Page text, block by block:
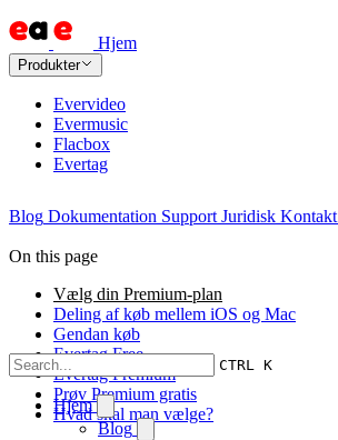
Hjem
Produkter
Evervideo
Evermusic
Flacbox
Evertag
Blog Dokumentation Support Juridisk Kontakt
CTRL K
Hjem
Blog
On this page
Vælg din Premium-plan
Deling af køb mellem iOS og Mac
Gendan køb
Evertag Free
Evertag Premium
Prøv Premium gratis
Hvad skal man vælge?